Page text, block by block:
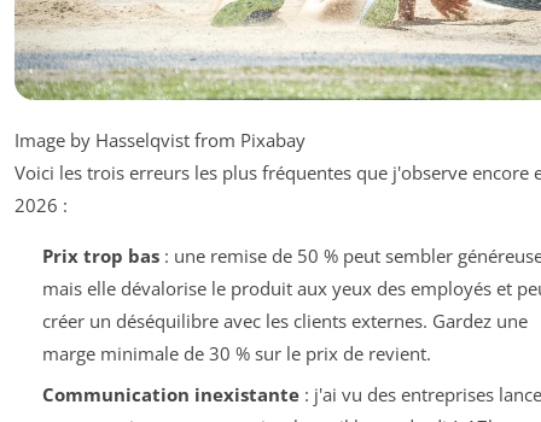
Image by Hasselqvist from Pixabay
Voici les trois erreurs les plus fréquentes que j'observe encore
2026 :
Prix trop bas: une remise de 50 % peut sembler
mais elle dévalorise le produit aux yeux des employés et
créer un déséquilibre avec les clients externes. Gardez une
marge minimale de 30 % sur le prix de revient.
Communication inexistante: j'ai vu des entreprises